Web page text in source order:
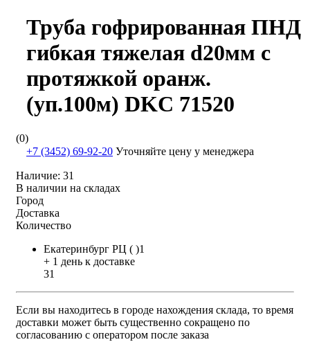
Труба гофрированная ПНД
гибкая тяжелая d20мм с
протяжкой оранж.
(уп.100м) DKC 71520
(0)
+7 (3452) 69-92-20 Уточняйте цену у менеджера
Наличие: 31
В наличии на складах
Город
Доставка
Количество
Екатеринбург РЦ ( )1
+ 1 день к доставке
31
Если вы находитесь в городе нахождения склада, то время
доставки может быть существенно сокращено по
согласованию с оператором после заказа